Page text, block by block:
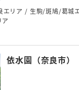
エリア
生駒/斑鳩/葛城
依水園（奈良市）